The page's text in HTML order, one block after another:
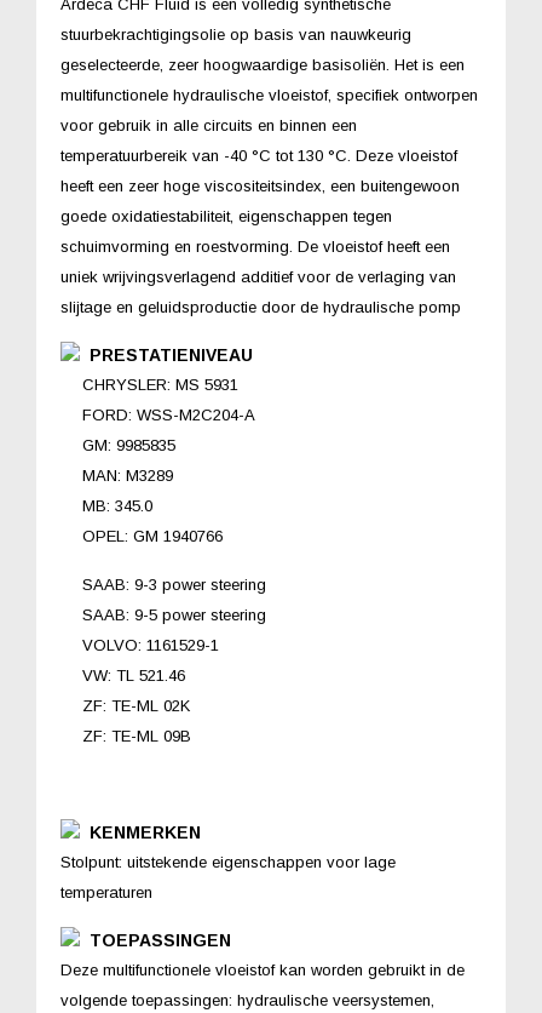
Ardeca CHF Fluid is een volledig synthetische
stuurbekrachtigingsolie op basis van nauwkeurig
geselecteerde, zeer hoogwaardige basisoliën. Het is een
multifunctionele hydraulische vloeistof, specifiek ontworpen
voor gebruik in alle circuits en binnen een
temperatuurbereik van -40 °C tot 130 °C. Deze vloeistof
heeft een zeer hoge viscositeitsindex, een buitengewoon
goede oxidatiestabiliteit, eigenschappen tegen
schuimvorming en roestvorming. De vloeistof heeft een
uniek wrijvingsverlagend additief voor de verlaging van
slijtage en geluidsproductie door de hydraulische pomp
PRESTATIENIVEAU
CHRYSLER: MS 5931
FORD: WSS-M2C204-A
GM: 9985835
MAN: M3289
MB: 345.0
OPEL: GM 1940766
SAAB: 9-3 power steering
SAAB: 9-5 power steering
VOLVO: 1161529-1
VW: TL 521.46
ZF: TE-ML 02K
ZF: TE-ML 09B
KENMERKEN
Stolpunt: uitstekende eigenschappen voor lage
temperaturen
TOEPASSINGEN
Deze multifunctionele vloeistof kan worden gebruikt in de
volgende toepassingen: hydraulische veersystemen,